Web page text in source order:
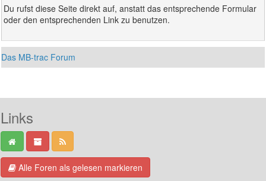
Du rufst diese Seite direkt auf, anstatt das entsprechende Formular
oder den entsprechenden Link zu benutzen.
Das MB-trac Forum
Links
Alle Foren als gelesen markieren